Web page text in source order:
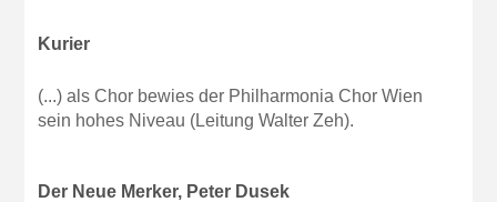
Kurier
(...) als Chor bewies der Philharmonia Chor Wien
sein hohes Niveau (Leitung Walter Zeh).
Der Neue Merker, Peter Dusek